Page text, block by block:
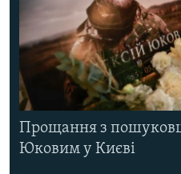
Прощання з
Юковим у Києві